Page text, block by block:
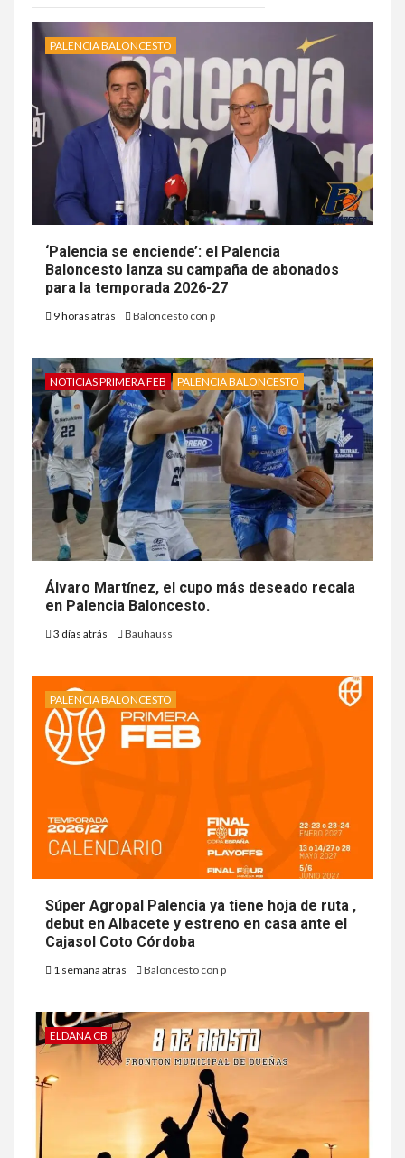
PALENCIA BALONCESTO
‘Palencia se enciende’: el Palencia
Baloncesto lanza su campaña de abonados
para la temporada 2026-27
9 horas atrás Baloncesto con p
NOTICIAS PRIMERA FEB PALENCIA BALONCESTO
Álvaro Martínez, el cupo más deseado recala
en Palencia Baloncesto.
3 días atrás Bauhauss
PALENCIA BALONCESTO
Súper Agropal Palencia ya tiene hoja de ruta ,
debut en Albacete y estreno en casa ante el
Cajasol Coto Córdoba
1 semana atrás Baloncesto con p
ELDANA CB